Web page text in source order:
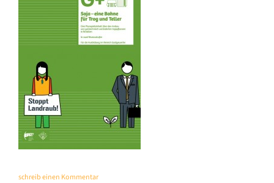
schreib einen Kommentar